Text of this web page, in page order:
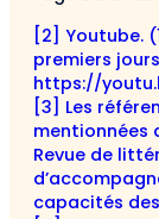
[2] Youtube.
premiers
https://
[3] Les
mentionnées
Revue de
capacités